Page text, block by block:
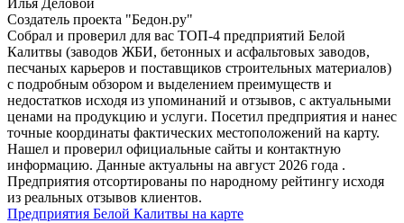
Илья Деловой
Создатель проекта "Бедон.ру"
Собрал и проверил для вас ТОП-4 предприятий Белой
Калитвы (заводов ЖБИ, бетонных и асфальтовых заводов,
песчаных карьеров и поставщиков строительных материалов)
с подробным обзором и выделением преимуществ и
недостатков исходя из упоминаний и отзывов, с актуальными
ценами на продукцию и услуги. Посетил предприятия и нанес
точные координаты фактических местоположений на карту.
Нашел и проверил официальные сайты и контактную
информацию. Данные актуальны на август 2026 года .
Предприятия отсортированы по народному рейтингу исходя
из реальных отзывов клиентов.
Предприятия Белой Калитвы на карте